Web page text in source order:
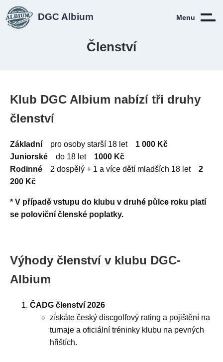
DGC Albium Menu
Členství
Klub DGC Albium nabízí tři druhy
členství
Základní pro osoby starší 18 let
1 000 Kč
Juniorské
do 18 let 1000 Kč
Rodinné
2 dospělý + 1 a více dětí mladších 18 let
2
200 Kč
* V případě vstupu do klubu v druhé půlce roku platí
se poloviční členské poplatky.
Výhody členství v klubu DGC-
Albium
ČADG členství 2026
získáte český discgolfový rating a pojištění na
turnaje a oficiální tréninky klubu na pevných
hřištích.